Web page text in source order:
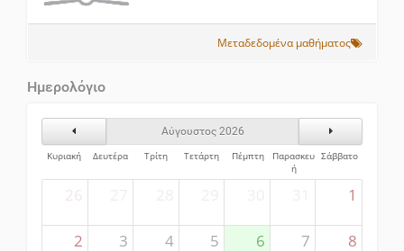
Μεταδεδομένα μαθήματος
Ημερολόγιο
Προηγούμενος ΜήναςΑύγουστος 2026
Επόμενος
Κυριακή
Δευτέρα Τρίτη Τετάρτη Πέμπτη
Παρασκευ
ή
Σάββατο
26 1
2 3 4 5 6 7 8